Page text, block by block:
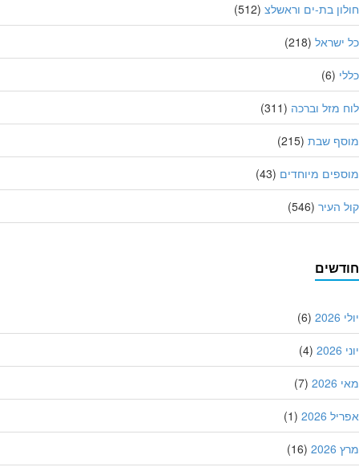
בת-ים וראשלצ(512)
(218)
(6)
מזל וברכה(311)
שבת(215)
מיוחדים(43)
העיר(546)
(6)
(4)
(7)
2026
(1)
(16)